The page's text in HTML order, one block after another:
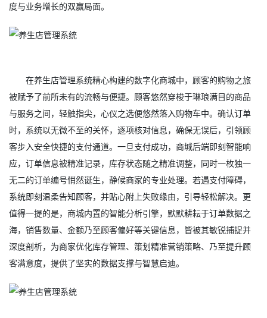
度与业务增长的双赢局面。
在养生店管理系统精心构建的数字化商城中，顾客的购物之旅
被赋予了前所未有的流畅与便捷。顾客悠然穿梭于琳琅满目的商品
与服务之间，轻触指尖，心仪之选便悠然落入购物车中。确认订单
时，系统以无微不至的关怀，逐项核对信息，确保无误后，引领顾
客步入安全快捷的支付通道。一旦支付成功，商城后端即刻智能响
应，订单信息被精准记录，库存状态随之精准调整，同时一枚独一
无二的订单编号悄然诞生，静候商家的专业处理。若遇支付障碍，
系统即刻温柔告知顾客，并贴心附上失败缘由，引导轻松解决。更
值得一提的是，商城内置的智能分析引擎，默默耕耘于订单数据之
海，销售数量、金额乃至顾客偏好等关键信息，皆被其敏锐捕捉并
深度剖析，为商家优化库存管理、策划精准营销策略、乃至提升顾
客满意度，提供了坚实的数据支撑与智慧启迪。